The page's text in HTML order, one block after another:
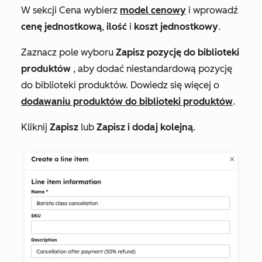
W sekcji Cena wybierz model cenowy i wprowadź
cenę jednostkową, ilość i koszt jednostkowy.
Zaznacz pole wyboru Zapisz pozycję do biblioteki
produktów , aby dodać niestandardową pozycję
do biblioteki produktów. Dowiedz się więcej o
dodawaniu produktów do biblioteki produktów.
Kliknij Zapisz lub Zapisz i dodaj kolejną.